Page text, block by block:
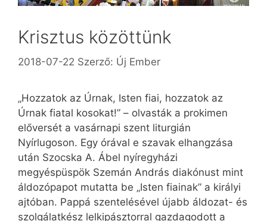
Krisztus közöttünk
2018-07-22 Szerző: Új Ember
„Hozzatok az Úrnak, Isten fiai, hozzatok az
Úrnak fiatal kosokat!” – olvasták a prokimen
előversét a vasárnapi szent liturgián
Nyírlugoson. Egy órával e szavak elhangzása
után Szocska A. Ábel nyíregyházi
megyéspüspök Szemán András diakónust mint
áldozópapot mutatta be „Isten fiainak” a királyi
ajtóban. Pappá szentelésével újabb áldozat- és
szolgálatkész lelkipásztorral gazdagodott a